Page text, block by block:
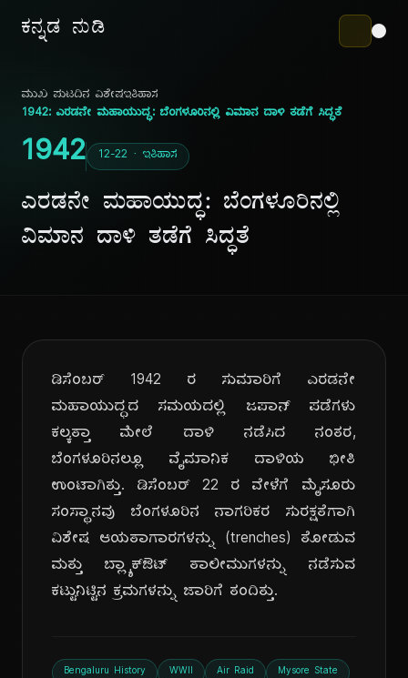
ಕನ್ನಡ ನುಡಿ
ಮುಖ ಪುಟದಿನ ವಿಶೇಷಇತಿಹಾಸ
1942: ಎರಡನೇ ಮಹಾಯುದ್ಧ: ಬೆಂಗಳೂರಿನಲ್ಲಿ ವಿಮಾನ ದಾಳಿ ತಡೆಗೆ ಸಿದ್ಧತೆ
1942 12-22 · ಇತಿಹಾಸ
ಎರಡನೇ ಮಹಾಯುದ್ಧ: ಬೆಂಗಳೂರಿನಲ್ಲಿ
ವಿಮಾನ ದಾಳಿ ತಡೆಗೆ ಸಿದ್ಧತೆ
ಡಿಸೆಂಬರ್ 1942 ರ ಸುಮಾರಿಗೆ ಎರಡನೇ
ಮಹಾಯುದ್ಧದ ಸಮಯದಲ್ಲಿ ಜಪಾನ್ ಪಡೆಗಳು
ಕಲ್ಕತ್ತಾ ಮೇಲೆ ದಾಳಿ ನಡೆಸಿದ ನಂತರ,
ಬೆಂಗಳೂರಿನಲ್ಲೂ ವೈಮಾನಿಕ ದಾಳಿಯ ಭೀತಿ
ಉಂಟಾಗಿತ್ತು. ಡಿಸೆಂಬರ್ 22 ರ ವೇಳೆಗೆ ಮೈಸೂರು
ಸಂಸ್ಥಾನವು ಬೆಂಗಳೂರಿನ ನಾಗರಿಕರ ಸುರಕ್ಷತೆಗಾಗಿ
ವಿಶೇಷ ಆಯತಾಗಾರಗಳನ್ನು (trenches) ತೋಡುವ
ಮತ್ತು ಬ್ಲ್ಯಾಕ್‌ಔಟ್ ತಾಲೀಮುಗಳನ್ನು ನಡೆಸುವ
ಕಟ್ಟುನಿಟ್ಟಿನ ಕ್ರಮಗಳನ್ನು ಜಾರಿಗೆ ತಂದಿತ್ತು.
Bengaluru History WWII Air Raid Mysore State